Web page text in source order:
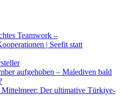
Teamwork –
| Seefit statt
aufgehoben – Malediven bald
Der ultimative Türkiye-